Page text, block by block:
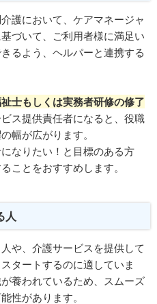
護において、ケアマネージャ
づいて、ご利用者様に満足い
るよう、ヘルパーと連携する
士もしくは実務者研修の修了
ス提供責任者になると、役職
幅が広がります。
なりたい！と目標のある方
ことをおすすめします。
人
や、介護サービスを提供して
タートするのに適していま
養われているため、スムーズ
性があります。